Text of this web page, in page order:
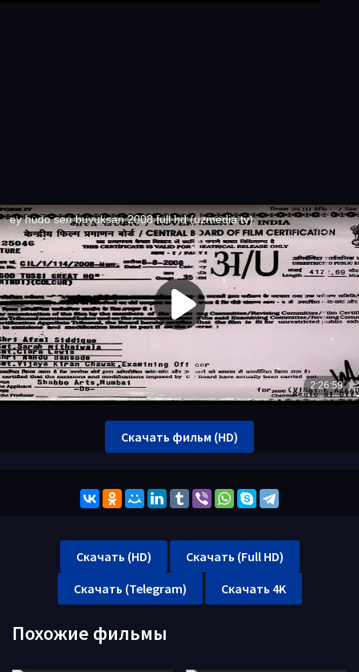
Скачать фильм (HD)
Скачать (HD)
Скачать (Full HD)
Скачать (Telegram)
Скачать 4K
Похожие фильмы